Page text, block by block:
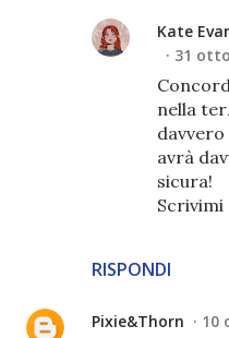
RISPONDI
Kate
31
nella
avrà
sicura!
Pixie&Thorn 10